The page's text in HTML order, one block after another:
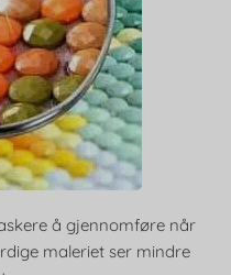
å gjennomføre når
maleriet ser mindre